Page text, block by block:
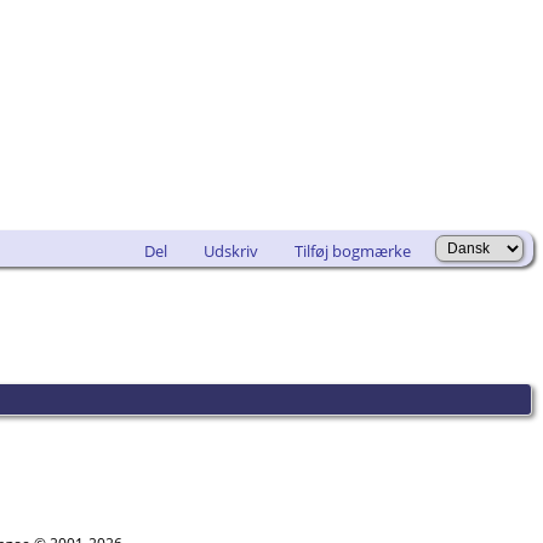
Del Udskriv Tilføj bogmærke